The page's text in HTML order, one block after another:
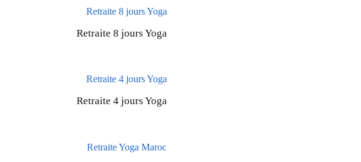
Retraite 8 jours Yoga
Retraite 4 jours Yoga